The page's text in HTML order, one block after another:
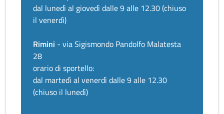
dal lunedì al giovedì dalle 9 alle 12.30 (chiuso
il venerdì)
Rimini - via Sigismondo Pandolfo Malatesta
28
orario di sportello:
dal martedì al venerdì dalle 9 alle 12.30
(chiuso il lunedì)